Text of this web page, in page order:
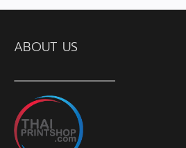
ABOUT US